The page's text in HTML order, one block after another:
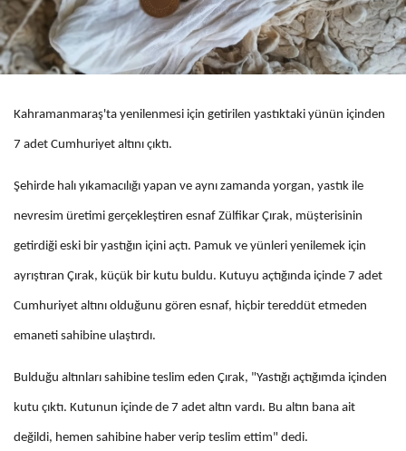
Kahramanmaraş'ta yenilenmesi için getirilen yastıktaki yünün içinden
7 adet Cumhuriyet altını çıktı.
Şehirde halı yıkamacılığı yapan ve aynı zamanda yorgan, yastık ile
nevresim üretimi gerçekleştiren esnaf Zülfikar Çırak, müşterisinin
getirdiği eski bir yastığın içini açtı. Pamuk ve yünleri yenilemek için
ayrıştıran Çırak, küçük bir kutu buldu. Kutuyu açtığında içinde 7 adet
Cumhuriyet altını olduğunu gören esnaf, hiçbir tereddüt etmeden
emaneti sahibine ulaştırdı.
Bulduğu altınları sahibine teslim eden Çırak, "Yastığı açtığımda içinden
kutu çıktı. Kutunun içinde de 7 adet altın vardı. Bu altın bana ait
değildi, hemen sahibine haber verip teslim ettim" dedi.